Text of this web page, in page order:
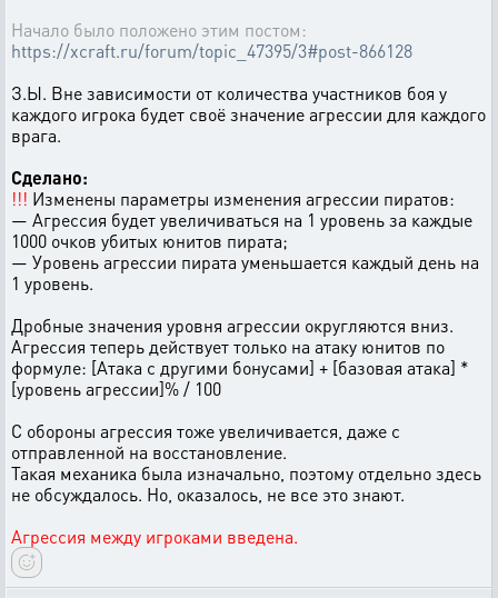
Начало было положено этим постом:
https://xcraft.ru/forum/topic_47395/3#post-866128
З.Ы. Вне зависимости от количества участников боя у
каждого игрока будет своё значение агрессии для каждого
врага.
Сделано:
!!! Изменены параметры изменения агрессии пиратов:
— Агрессия будет увеличиваться на 1 уровень за каждые
1000 очков убитых юнитов пирата;
— Уровень агрессии пирата уменьшается каждый день на
1 уровень.
Дробные значения уровня агрессии округляются вниз.
Агрессия теперь действует только на атаку юнитов по
формуле: [Атака с другими бонусами] + [базовая атака] *
[уровень агрессии]% / 100
С обороны агрессия тоже увеличивается, даже с
отправленной на восстановление.
Такая механика была изначально, поэтому отдельно здесь
не обсуждалось. Но, оказалось, не все это знают.
Агрессия между игроками введена.